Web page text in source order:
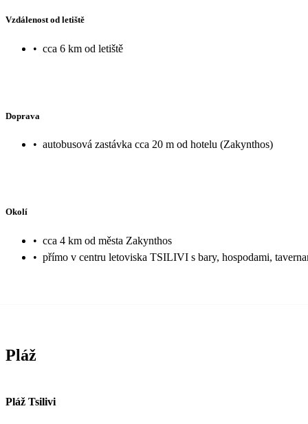
Vzdálenost od letiště
• cca 6 km od letiště
Doprava
• autobusová zastávka cca 20 m od hotelu (Zakynthos)
Okolí
• cca 4 km od města Zakynthos
• přímo v centru letoviska TSILIVI s bary, hospodami,
Pláž
Pláž Tsilivi